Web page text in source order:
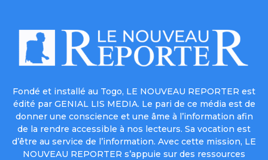
Fondé et installé au Togo, LE NOUVEAU REPORTER est
édité par GENIAL LIS MEDIA. Le pari de ce média est de
donner une conscience et une âme à l’information afin
de la rendre accessible à nos lecteurs. Sa vocation est
d’être au service de l’information. Avec cette mission, LE
NOUVEAU REPORTER s’appuie sur des ressources